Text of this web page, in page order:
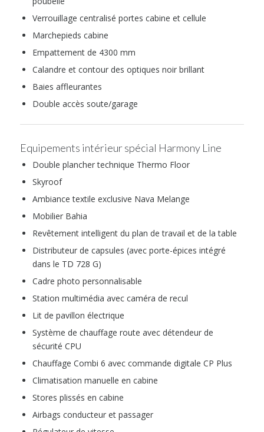
Verrouillage centralisé portes cabine et cellule
Marchepieds cabine
Empattement de 4300 mm
Calandre et contour des optiques noir brillant
Baies affleurantes
Double accès soute/garage
Equipements intérieur spécial Harmony Line
Double plancher technique Thermo Floor
Skyroof
Ambiance textile exclusive Nava Melange
Mobilier Bahia
Revêtement intelligent du plan de travail et de la table
Distributeur de capsules (avec porte-épices intégré
dans le TD 728 G)
Cadre photo personnalisable
Station multimédia avec caméra de recul
Lit de pavillon électrique
Système de chauffage route avec détendeur de
sécurité CPU
Chauffage Combi 6 avec commande digitale CP Plus
Climatisation manuelle en cabine
Stores plissés en cabine
Airbags conducteur et passager